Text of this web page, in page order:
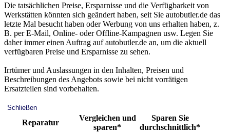
Die tatsächlichen Preise, Ersparnisse und die Verfügbarkeit von
Werkstätten könnten sich geändert haben, seit Sie autobutler.de das
letzte Mal besucht haben oder Werbung von uns erhalten haben, z.
B. per E-Mail, Online- oder Offline-Kampagnen usw. Legen Sie
daher immer einen Auftrag auf autobutler.de an, um die aktuell
verfügbaren Preise und Ersparnisse zu sehen.
Irrtümer und Auslassungen in den Inhalten, Preisen und
Beschreibungen des Angebots sowie bei nicht vorrätigen
Ersatzteilen sind vorbehalten.
Schließen
Reparatur
Vergleichen und
sparen*
Sparen Sie
durchschnittlich*